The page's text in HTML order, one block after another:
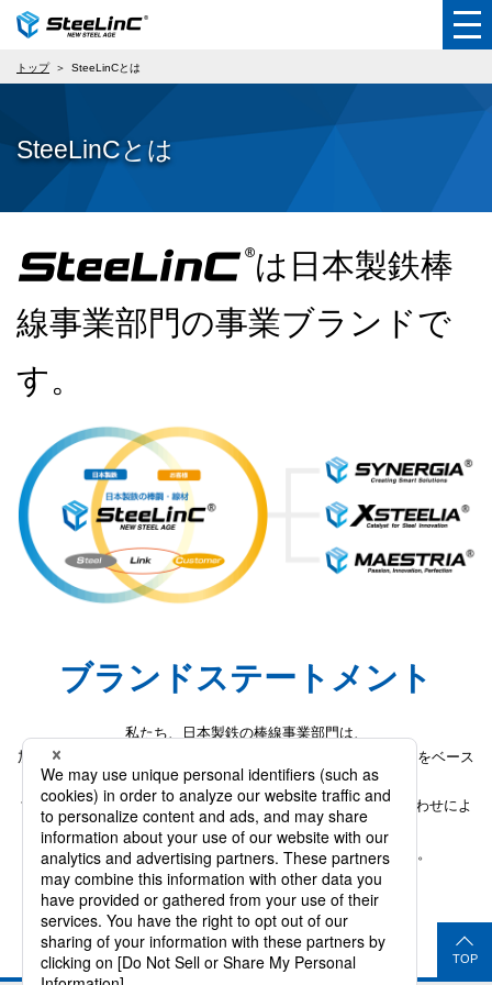
トップ SteeLinCとは
SteeLinCとは
は日本製鉄棒
線事業部門の事業ブランドで
す。
ブランドステートメント
私たち、日本製鉄の棒線事業部門は、
加工工程まで含めて長年培ってきた製造実力・加工利用技術力をベース
に、
世界最先端の棒鋼・線材商品の提供や「鋼材×工法」の組み合わせによ
る価値創造などを通じて、
お客様の製品価値向上や生産性向上に貢献していきます。
TOP